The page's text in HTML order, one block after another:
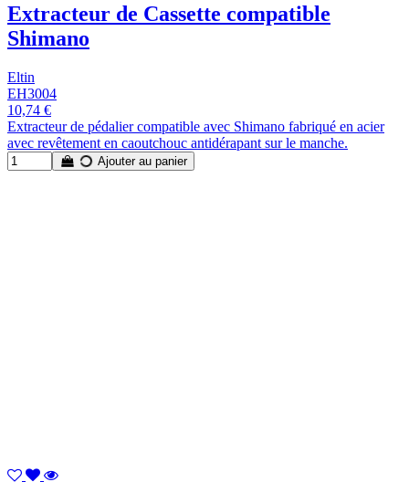
Extracteur de Cassette compatible
Shimano
Eltin
EH3004
10,74 €
Extracteur de pédalier compatible avec Shimano fabriqué en acier
avec revêtement en caoutchouc antidérapant sur le manche.
Ajouter au panier